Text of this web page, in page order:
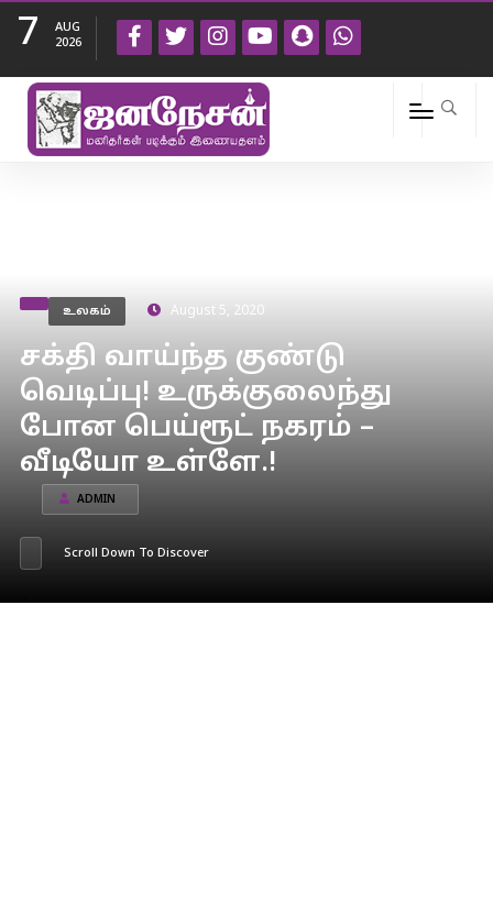
7
AUG
2026
உலகம் August 5, 2020
சக்தி வாய்ந்த குண்டு
வெடிப்பு! உருக்குலைந்து
போன பெய்ரூட் நகரம் –
வீடியோ உள்ளே.!
ADMIN
Scroll Down To Discover